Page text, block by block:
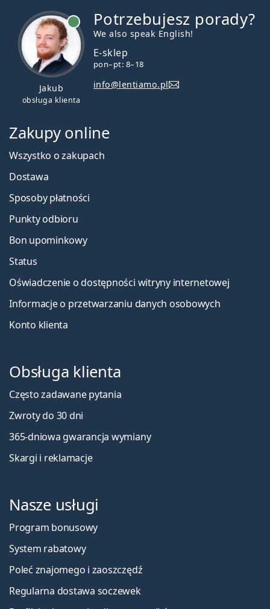
Jakub
obsługa klienta
Potrzebujesz porady?
We also speak English!
E-sklep
pon–pt: 8–18
info@lentiamo.pl
Zakupy online
Wszystko o zakupach
Dostawa
Sposoby płatności
Punkty odbioru
Bon upominkowy
Status
Oświadczenie o dostępności witryny internetowej
Informacje o przetwarzaniu danych osobowych
Konto klienta
Obsługa klienta
Często zadawane pytania
Zwroty do 30 dni
365-dniowa gwarancja wymiany
Skargi i reklamacje
Nasze usługi
Program bonusowy
System rabatowy
Poleć znajomego i zaoszczędź
Regularna dostawa soczewek